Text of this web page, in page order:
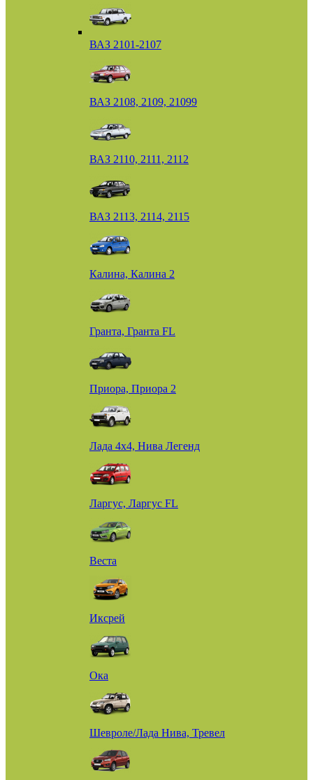
ВАЗ 2101-2107
ВАЗ 2108, 2109, 21099
ВАЗ 2110, 2111, 2112
ВАЗ 2113, 2114, 2115
Калина, Калина 2
Гранта, Гранта FL
Приора, Приора 2
Лада 4х4, Нива Легенд
Ларгус, Ларгус FL
Веста
Иксрей
Ока
Шевроле/Лада Нива, Тревел